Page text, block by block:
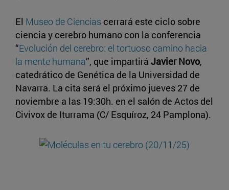
El Museo de Ciencias cerrará este ciclo sobre
ciencia y cerebro humano con la conferencia
“Evolución del cerebro: el tortuoso camino hacia
la mente humana”, que impartirá Javier Novo,
catedrático de Genética de la Universidad de
Navarra. La cita será el próximo jueves 27 de
noviembre a las 19:30h. en el salón de Actos del
Civivox de Iturrama (C/ Esquíroz, 24 Pamplona).